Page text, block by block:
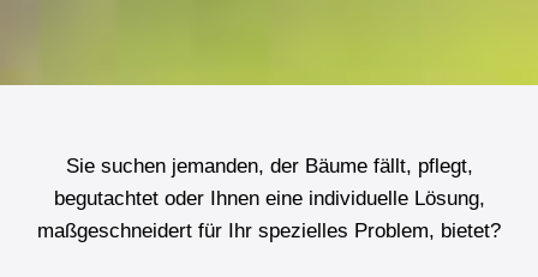
Sie suchen jemanden, der Bäume fällt, pflegt,
begutachtet oder Ihnen eine individuelle Lösung,
maßgeschneidert für Ihr spezielles Problem, bietet?